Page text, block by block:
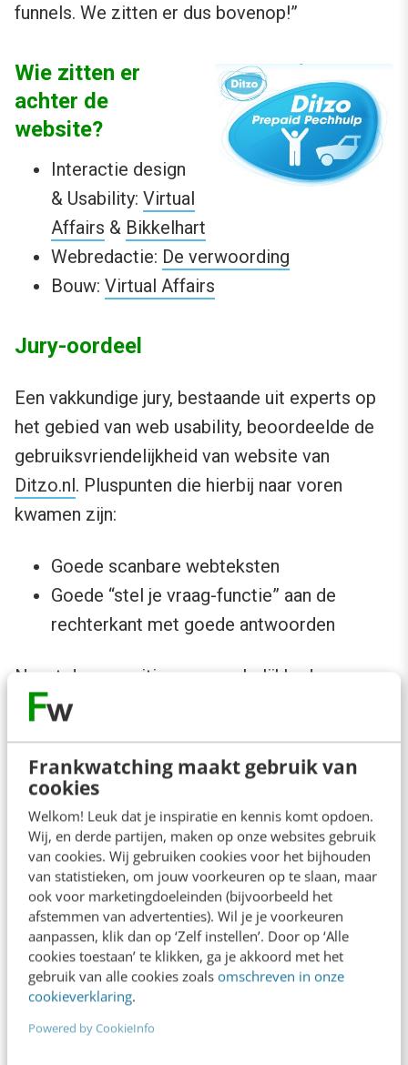
Frankwatching maakt gebruik van
cookies
Welkom! Leuk dat je inspiratie en kennis komt opdoen.
Wij, en derde partijen, maken op onze websites gebruik
van cookies. Wij gebruiken cookies voor het bijhouden
van statistieken, om jouw voorkeuren op te slaan, maar
ook voor marketingdoeleinden (bijvoorbeeld het
afstemmen van advertenties). Wil je je voorkeuren
aanpassen, klik dan op ‘Zelf instellen’. Door op ‘Alle
cookies toestaan’ te klikken, ga je akkoord met het
gebruik van alle cookies zoals omschreven in onze
cookieverklaring.
Powered by CookieInfo
funnels. We zitten er dus bovenop!”
Wie zitten er
achter de
website?
Interactie design
& Usability: Virtual
Affairs & Bikkelhart
Webredactie: De verwoording
Bouw: Virtual Affairs
Jury-oordeel
Een vakkundige jury, bestaande uit experts op
het gebied van web usability, beoordeelde de
gebruiksvriendelijkheid van website van
Ditzo.nl. Pluspunten die hierbij naar voren
kwamen zijn:
Goede scanbare webteksten
Goede “stel je vraag-functie” aan de
rechterkant met goede antwoorden
Naast deze positieve opmerkelijkheden,
noemde de jury ook nog een aantal
Behoeften nieuwe klanten en bestaande
klanten zouden beter uitgewerkt kunnen
worden
Soms wat te veel tekstvakken op een
pagina.
Sommige menu’s zijn wat verwarrend: veel
items en veel dezelfde items
Contrast van de koppen niet optimaal
(blauw op wit)